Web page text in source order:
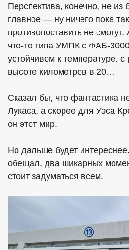
Перспектива, конечно, не из
главное — ну ничего пока
противопоставить не
что-то типа УМПК с ФАБ-
устойчивом к температуре, с
высоте километров в 20…
Сказал бы, что фантастика
Лукаса, а скорее для Уэса
он этот мир.
Но дальше будет
обещал, два шикарных
стоит задуматься всем.